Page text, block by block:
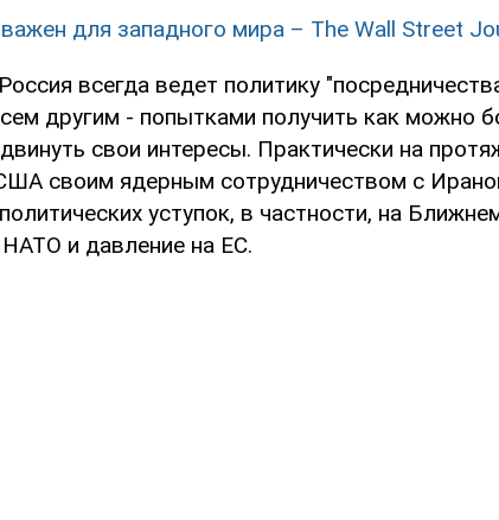
для западного мира – The Wall Street
всегда ведет политику
другим - попытками получить как можно
свои интересы. Практически на
своим ядерным сотрудничеством с
уступок, в частности, на
и давление на ЕС.